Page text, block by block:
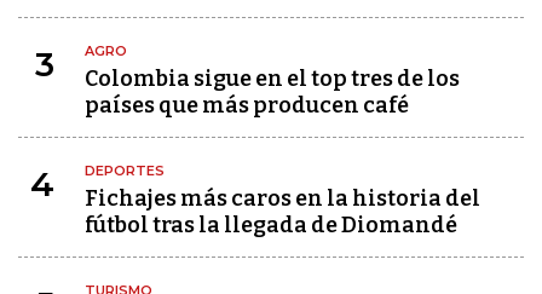
3 AGRO
Colombia sigue en el top tres de los
países que más producen café
4 DEPORTES
Fichajes más caros en la historia del
fútbol tras la llegada de Diomandé
TURISMO